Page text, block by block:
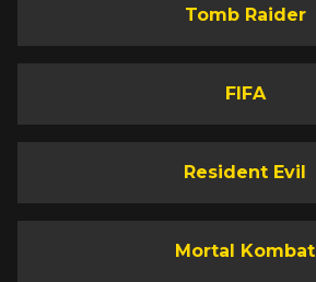
Tomb Raider
FIFA
Resident Evil
Mortal Kombat